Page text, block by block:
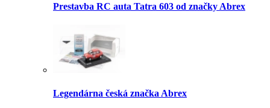
Prestavba RC auta Tatra 603 od značky Abrex
Legendárna česká značka Abrex